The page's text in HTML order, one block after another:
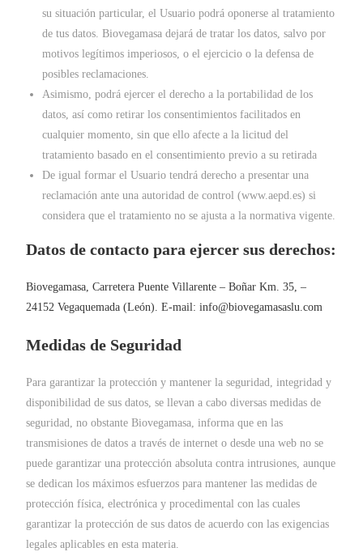
su situación particular, el Usuario podrá oponerse al tratamiento
de tus datos. Biovegamasa dejará de tratar los datos, salvo por
motivos legítimos imperiosos, o el ejercicio o la defensa de
posibles reclamaciones.
Asimismo, podrá ejercer el derecho a la portabilidad de los
datos, así como retirar los consentimientos facilitados en
cualquier momento, sin que ello afecte a la licitud del
tratamiento basado en el consentimiento previo a su retirada
De igual formar el Usuario tendrá derecho a presentar una
reclamación ante una autoridad de control (www.aepd.es) si
considera que el tratamiento no se ajusta a la normativa vigente.
Datos de contacto para ejercer sus derechos:
Biovegamasa, Carretera Puente Villarente – Boñar Km. 35, –
24152 Vegaquemada (León). E-mail:info@biovegamasaslu.com
Medidas de Seguridad
Para garantizar la protección y mantener la seguridad, integridad y
disponibilidad de sus datos, se llevan a cabo diversas medidas de
seguridad, no obstante Biovegamasa, informa que en las
transmisiones de datos a través de internet o desde una web no se
puede garantizar una protección absoluta contra intrusiones, aunque
se dedican los máximos esfuerzos para mantener las medidas de
protección física, electrónica y procedimental con las cuales
garantizar la protección de sus datos de acuerdo con las exigencias
legales aplicables en esta materia.